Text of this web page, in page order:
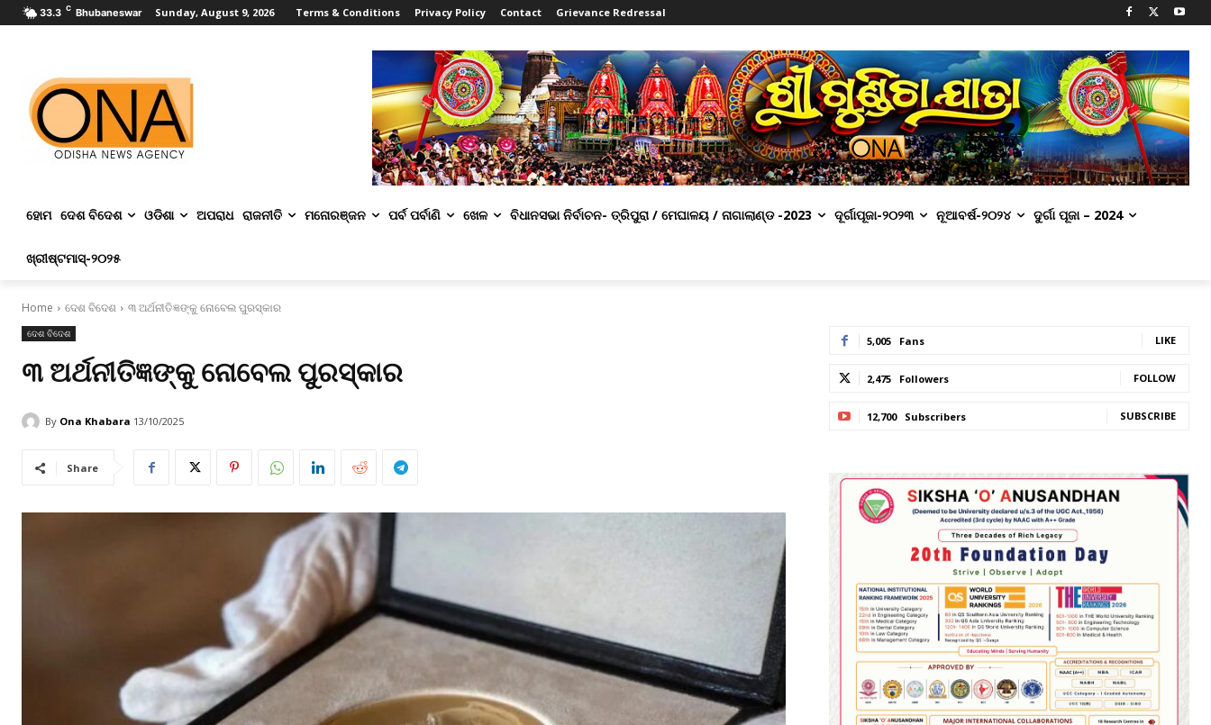
33.3 C Bhubaneswar Sunday, August 9, 2026 Terms & Conditions Privacy Policy Contact Grievance Redressal
ହୋମ ଦେଶ ବିଦେଶ ଓଡିଶା ଅପରାଧ ରାଜନୀତି ମନୋରଞ୍ଜନ ପର୍ବ ପର୍ବାଣି ଖେଳ ବିଧାନସଭା ନିର୍ବାଚନ- ତ୍ରିପୁରା / ମେଘାଳୟ / ନାଗାଲାଣ୍ଡ -2023 ଦୂର୍ଗାପୂଜା-୨୦୨୩ ନୂଆବର୍ଷ-୨୦୨୪ ଦୁର୍ଗା ପୂଜା – 2024
ଖ୍ରୀଷ୍ଟମାସ୍‌-୨୦୨୫
Home ଦେଶ ବିଦେଶ ୩ ଅର୍ଥନୀତିଜ୍ଞଙ୍କୁ ନୋବେଲ ପୁରସ୍କାର
ଦେଶ ବିଦେଶ
୩ ଅର୍ଥନୀତିଜ୍ଞଙ୍କୁ ନୋବେଲ ପୁରସ୍କାର
By Ona Khabara 13/10/2025
Share
5,005 Fans LIKE
2,475 Followers FOLLOW
12,700 Subscribers SUBSCRIBE